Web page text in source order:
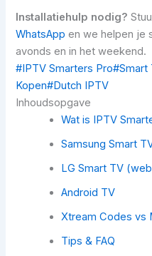
Installatiehulp nodig?
WhatsApp en we helpen je
avonds en in het weekend.
#IPTV Smarters Pro#Smart
Kopen#Dutch IPTV
Inhoudsopgave
Wat is IPTV
Samsung Smart
LG Smart TV
Android TV
Xtream Codes vs
Tips & FAQ